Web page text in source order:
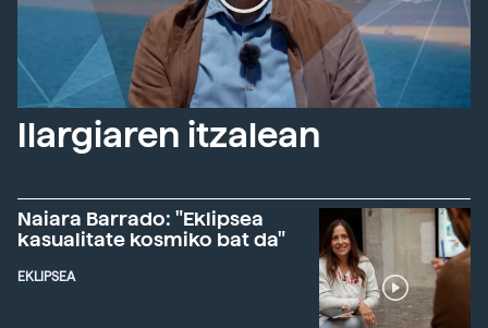
Ilargiaren itzalean
Naiara Barrado: "Eklipsea
kasualitate kosmiko bat da"
EKLIPSEA